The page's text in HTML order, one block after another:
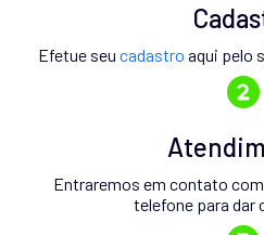
Efetue seu cadastro aqui pelo
Entraremos em contato
telefone para dar